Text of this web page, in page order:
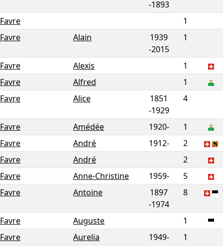
-1893
Favre
1
Favre
Alain
1939
-2015
1
Favre Alexis
1
Favre
Alfred
1
Favre
Alice
1851
-1929
4
Favre Amédée 1920-
1
Favre
André 1912-
2
Favre
André
2
Favre
Anne-Christine 1959-
5
Favre
Antoine
1897
-1974
8
Favre Auguste
1
Favre
Aurelia 1949-
1